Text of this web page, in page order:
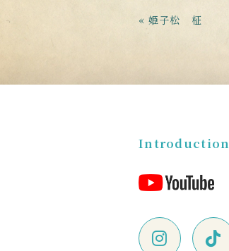
« 姫子松 柾
Introduction